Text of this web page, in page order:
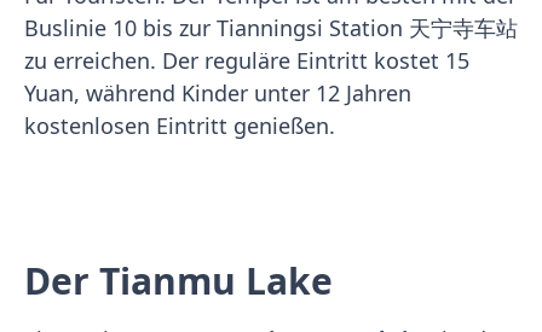
Buslinie 10 bis zur Tianningsi Station 天宁寺车站
zu erreichen. Der reguläre Eintritt kostet 15
Yuan, während Kinder unter 12 Jahren
kostenlosen Eintritt genießen.
Der Tianmu Lake